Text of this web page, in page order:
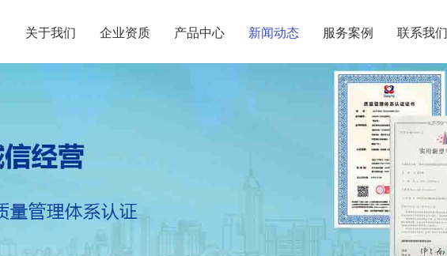
关于我们 企业资质 产品中心 新闻动态 服务案例 联系我们